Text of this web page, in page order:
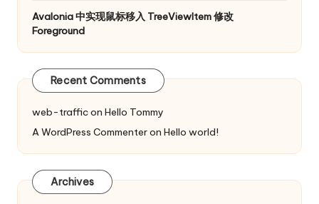
Avalonia 中实现鼠标移入 TreeViewItem 修改
Foreground
Recent Comments
web-trafficon Hello Tommy
A WordPress Commenteron Hello world!
Archives